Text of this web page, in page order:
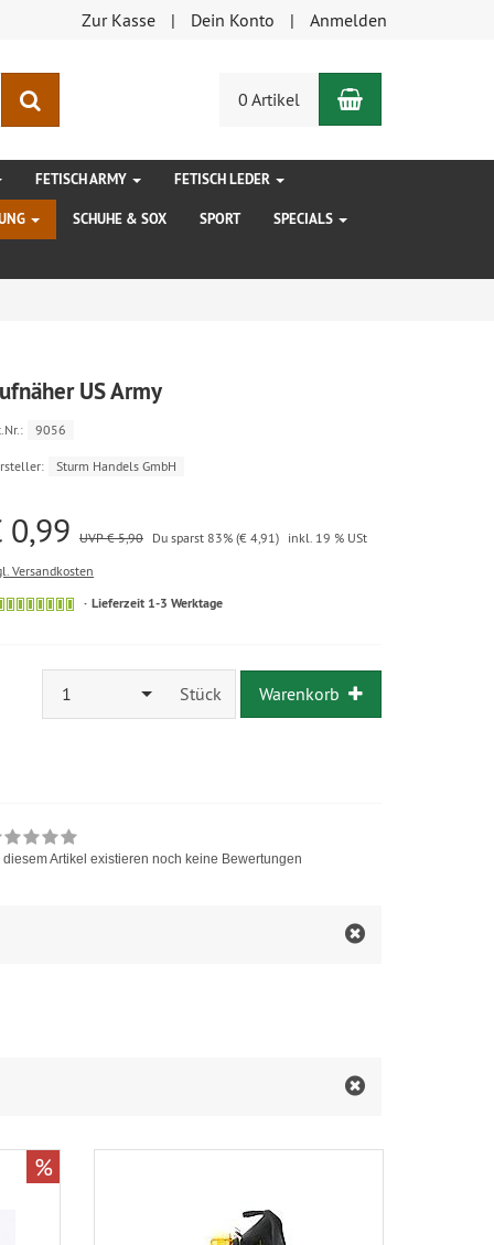
Zur Kasse Dein Konto Anmelden
0 Artikel Warenkorb
FETISCH ARMY FETISCH LEDER
SCHUHE & SOX SPORT SPECIALS
US Army
9056
Sturm Handels GmbH
0,99 UVP € 5,90 Du sparst 83% (€ 4,91) inkl. 19 % USt
Versandkosten
Lieferzeit 1-3 Werktage
1 Stück Warenkorb
diesem Artikel existieren noch keine Bewertungen
%